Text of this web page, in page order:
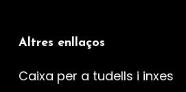
Altres enllaços
Caixa per a tudells i inxes